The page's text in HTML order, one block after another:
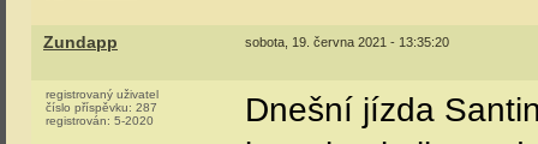
Zundapp sobota, 19. června 2021 - 13:35:20
registrovaný uživatel
číslo příspěvku: 287
registrován: 5-2020
Dnešní jízda